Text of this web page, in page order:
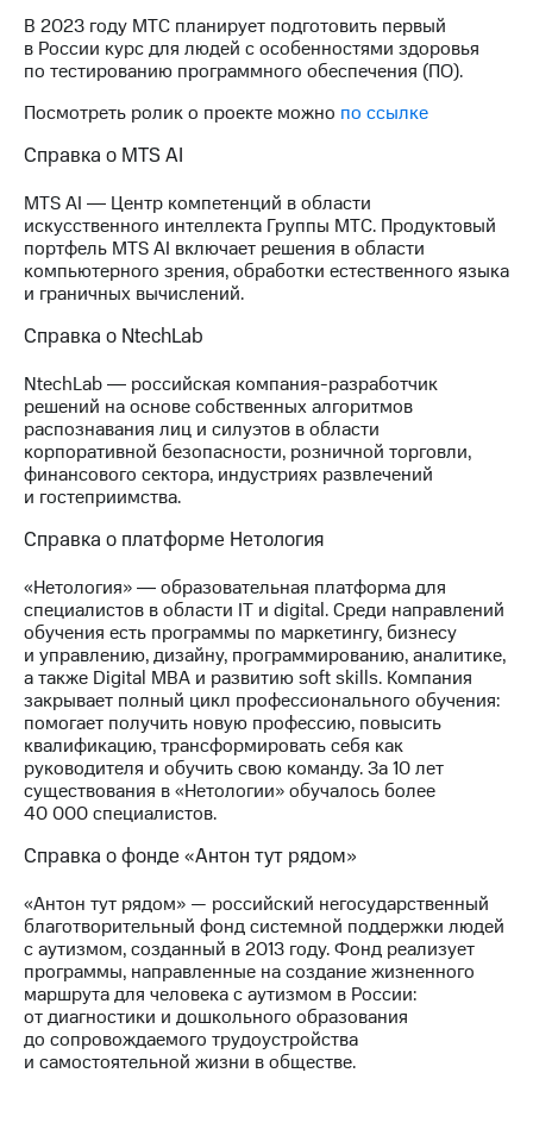
В 2023 году МТС планирует подготовить первый
в России курс для людей с особенностями здоровья
по тестированию программного обеспечения (ПО).
Посмотреть ролик о проекте можно по ссылке
Справка о MTS AI
MTS AI ― Центр компетенций в области
искусственного интеллекта Группы МТС. Продуктовый
портфель MTS AI включает решения в области
компьютерного зрения, обработки естественного языка
и граничных вычислений.
Справка о NtechLab
NtechLab ― российская компания-разработчик
решений на основе собственных алгоритмов
распознавания лиц и силуэтов в области
корпоративной безопасности, розничной торговли,
финансового сектора, индустриях развлечений
и гостеприимства.
Справка о платформе Нетология
«Нетология» ― образовательная платформа для
специалистов в области IT и digital. Среди направлений
обучения есть программы по маркетингу, бизнесу
и управлению, дизайну, программированию, аналитике,
а также Digital MBA и развитию soft skills. Компания
закрывает полный цикл профессионального обучения:
помогает получить новую профессию, повысить
квалификацию, трансформировать себя как
руководителя и обучить свою команду. За 10 лет
существования в «Нетологии» обучалось более
40 000 специалистов.
Справка о фонде «Антон тут рядом»
«Антон тут рядом» — российский негосударственный
благотворительный фонд системной поддержки людей
с аутизмом, созданный в 2013 году. Фонд реализует
программы, направленные на создание жизненного
маршрута для человека с аутизмом в России:
от диагностики и дошкольного образования
до сопровождаемого трудоустройства
и самостоятельной жизни в обществе.